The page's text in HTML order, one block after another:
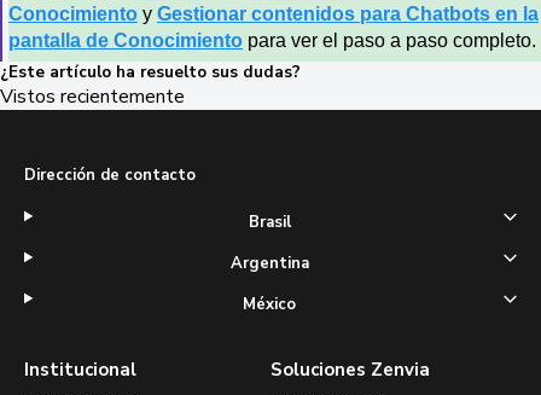
Conocimiento y Gestionar contenidos para Chatbots en la
pantalla de Conocimiento para ver el paso a paso completo.
¿Este artículo ha resuelto sus dudas?
Vistos recientemente
Institucional Soluciones Zenvia
Dirección de contacto
Brasil
Argentina
México